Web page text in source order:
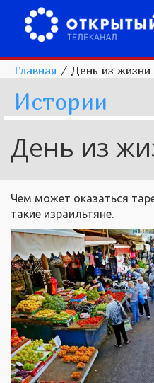
Главная / День из жизни
Истории
День из
Чем может оказаться
такие израильтяне.